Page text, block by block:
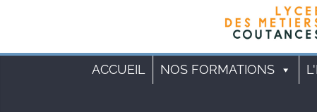
ACCUEIL NOS FORMATIONS